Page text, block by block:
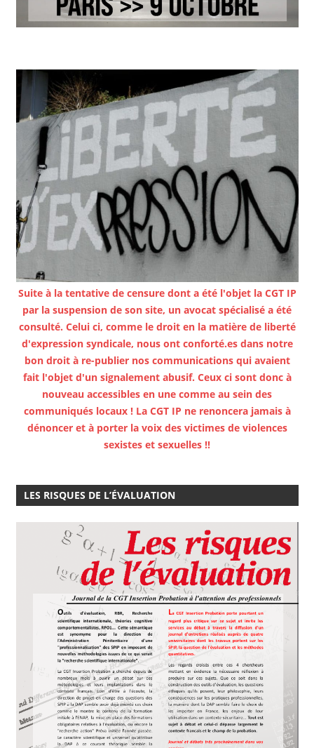
Suite à la tentative de censure dont a été l'objet la CGT IP
par la suspension de son site, un avocat spécialisé a été
consulté. Celui ci, comme le droit en la matière de liberté
d'expression syndicale, nous ont conforté.es dans notre
bon droit à re-publier nos communications qui avaient
fait l'objet d'un signalement abusif. Ceux ci sont donc à
nouveau accessibles en une comme au sein des
communiqués locaux ! La CGT IP ne renoncera jamais à
dénoncer et à porter la voix des victimes de violences
sexistes et sexuelles !!
LES RISQUES DE L’ÉVALUATION